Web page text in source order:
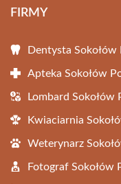
FIRMY
Dentysta Sokołów
Apteka Sokołów
Lombard Sokołów
Kwiaciarnia
Weterynarz
Fotograf Sokołów